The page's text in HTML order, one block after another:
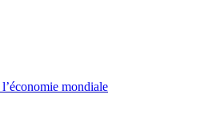
mondiale